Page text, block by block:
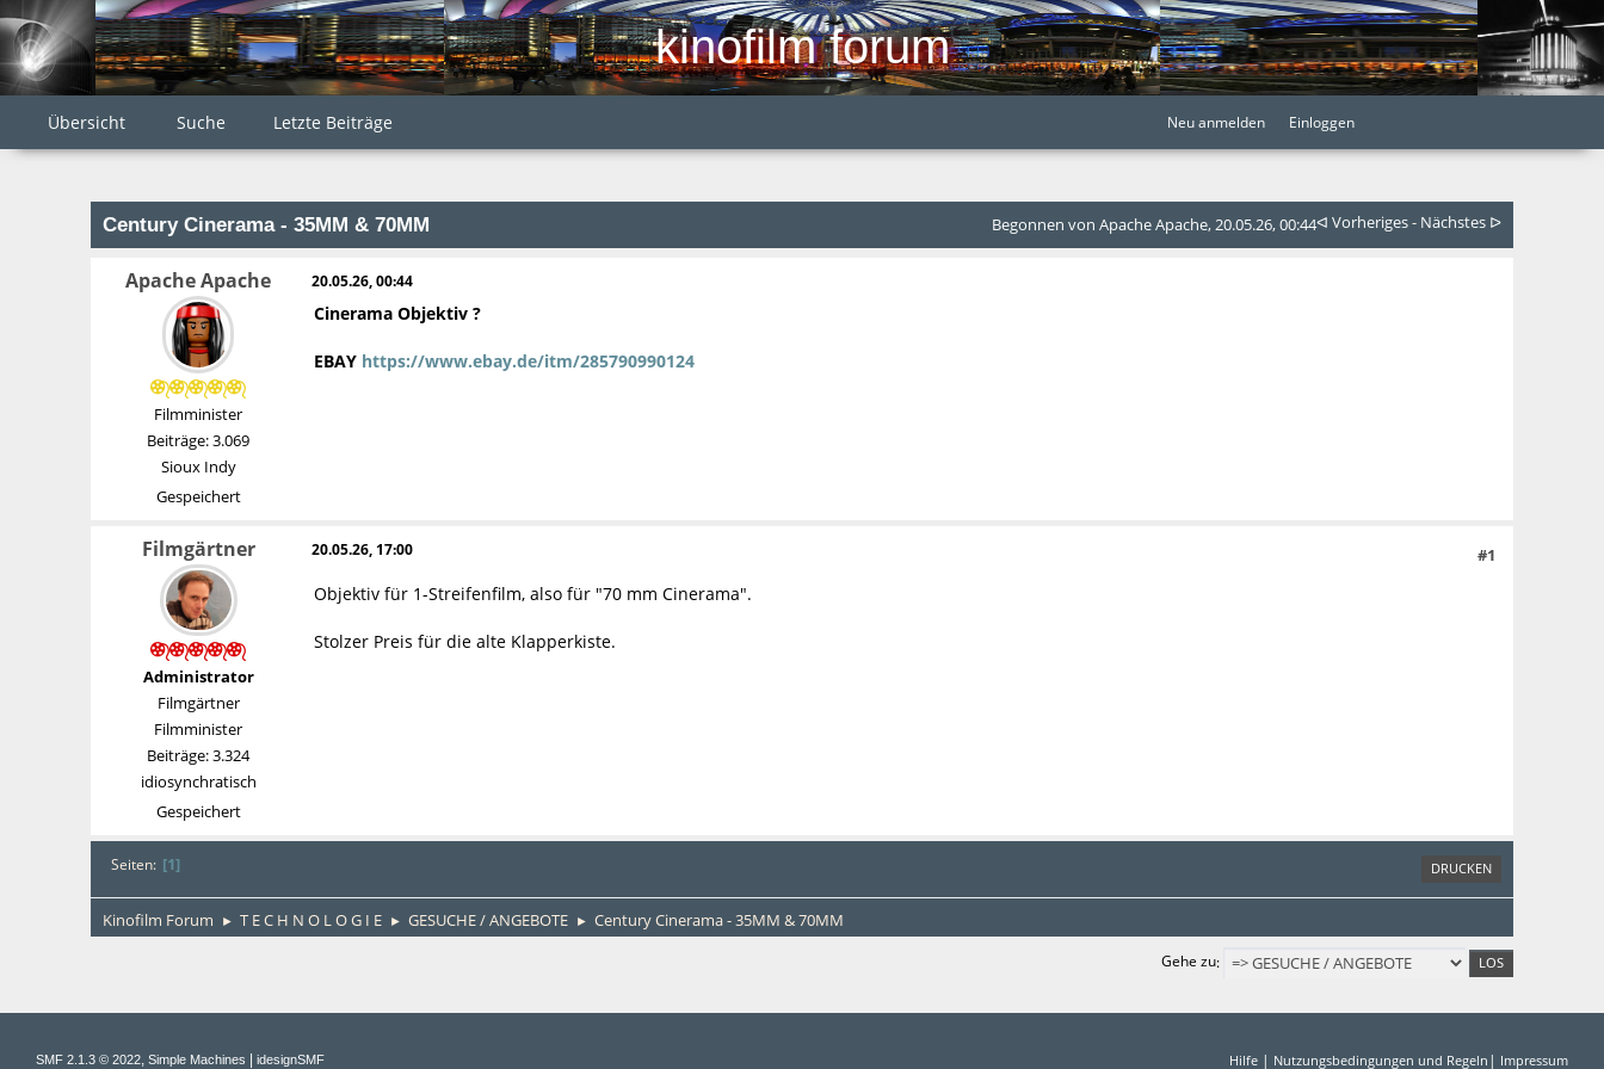
kinofilm forum
Übersicht Suche Letzte Beiträge Neu anmelden Einloggen
Century Cinerama - 35MM & 70MM Begonnen von Apache Apache, 20.05.26, 00:44ᐊ Vorheriges- Nächstes ᐅ
Apache Apache
Filmminister
Beiträge: 3.069
Sioux Indy
Gespeichert
20.05.26, 00:44
Cinerama Objektiv ?
EBAY https://www.ebay.de/itm/285790990124
Filmgärtner
Administrator
Filmgärtner
Filmminister
Beiträge: 3.324
idiosynchratisch
Gespeichert
20.05.26, 17:00 #1
Objektiv für 1-Streifenfilm, also für "70 mm Cinerama".
Stolzer Preis für die alte Klapperkiste.
DRUCKEN
Seiten 1
Kinofilm Forum ► T E C H N O L O G I E ► GESUCHE / ANGEBOTE ► Century Cinerama - 35MM & 70MM
Gehe zu
Hilfe | Nutzungsbedingungen und Regeln | Impressum
SMF 2.1.3 © 2022, Simple Machines idesignSMF